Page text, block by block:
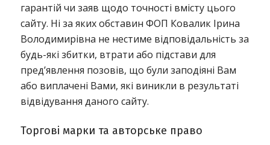
гарантій чи заяв щодо точності вмісту цього
сайту. Ні за яких обставин ФОП Ковалик Ірина
Володимирівна не нестиме відповідальність за
будь-які збитки, втрати або підстави для
пред’явлення позовів, що були заподіяні Вам
або виплачені Вами, які виникли в результаті
відвідування даного сайту.
Торгові марки та авторське право